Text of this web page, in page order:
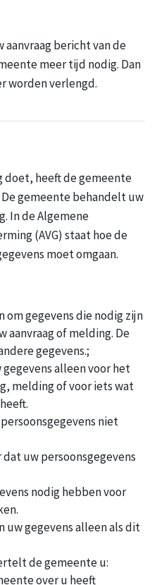
aanvraag bericht van de
meer tijd nodig. Dan
worden verlengd.
doet, heeft de gemeente
gemeente behandelt uw
In de Algemene
(AVG) staat hoe de
moet omgaan.
om gegevens die nodig zijn
aanvraag of melding. De
gegevens.;
alleen voor het
melding of voor iets wat
niet
uw persoonsgegevens
nodig hebben voor
uw gegevens alleen als dit
de gemeente u:
over u heeft